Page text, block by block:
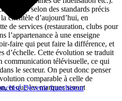
Devenir franchiseur
selon des standards précis
clientèle d’aujourd’hui, en
de services (restauration, clubs pour
l’appartenance à une enseigne
faire qui peut faire la différence, et
d’échelle. Cette évolution se traduit
communication télévisuelle, ce qui
le secteur. On peut donc penser
comparable à celle de
et que les marques seront